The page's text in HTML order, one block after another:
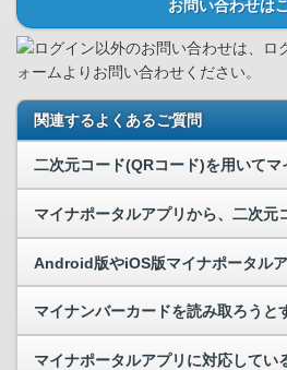
お問い合わせは
ログイン以外のお問い合わせは、ロ
ォームよりお問い合わせください。
関連するよくあるご質問